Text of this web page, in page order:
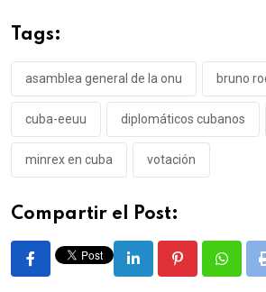
Tags:
asamblea general de la onu bruno
cuba-eeuu diplomáticos cubanos
minrex en cuba votación
Compartir el Post:
LinkedIn Pinterest